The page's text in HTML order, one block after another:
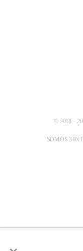
© 2018 –
SOMOS 3